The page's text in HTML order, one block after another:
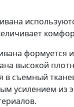
формуется
высокой
в съемный
усилением из